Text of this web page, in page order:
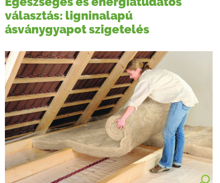
TERVEZÉSI SEGÉDLETEK
választás: ligninalapú
ásványgyapot szigetelés